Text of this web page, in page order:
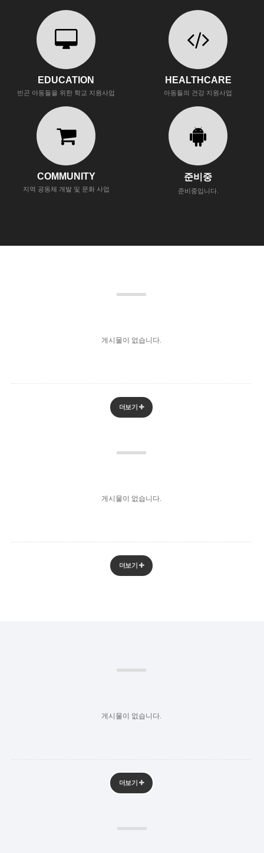
EDUCATION
빈곤 아동들을 위한 학교 지원사업
HEALTHCARE
아동들의 건강 지원사업
COMMUNITY
지역 공동체 개발 및 문화 사업
준비중
준비중입니다.
게시물이 없습니다.
더보기
게시물이 없습니다.
더보기
게시물이 없습니다.
더보기